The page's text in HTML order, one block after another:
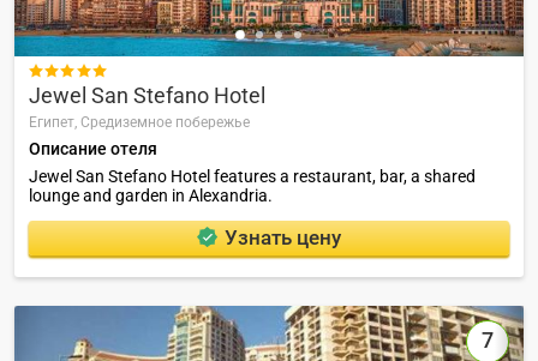

Jewel San Stefano Hotel
Египет, Средиземное побережье
Описание отеля
Jewel San Stefano Hotel features a restaurant, bar, a shared
lounge and garden in Alexandria.
Узнать цену
7